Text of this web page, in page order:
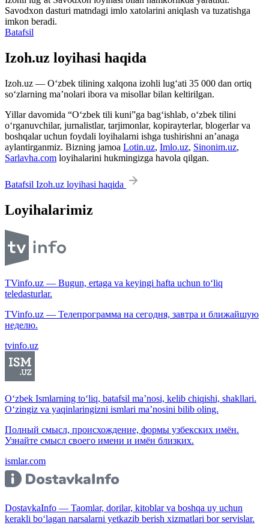
Savodxon dasturi matndagi imlo xatolarini aniqlash va tuzatishga
imkon beradi.
Batafsil
Izoh.uz loyihasi haqida
Izoh.uz — O‘zbek tilining xalqona izohli lug‘ati 35 000 dan ortiq
so‘zlarning ma’nolari ibora va misollar bilan keltirilgan.
Yillar davomida “O‘zbek tili kuni”ga bag‘ishlab, o‘zbek tilini
o‘rganuvchilar, jurnalistlar, tarjimonlar, kopirayterlar, blogerlar va
boshqalar uchun foydali loyihalarni ishga tushirishni an’anaga
aylantirganmiz. Bizning jamoa Lotin.uz, Imlo.uz, Sinonim.uz,
Sarlavha.com loyihalarini hukmingizga havola qilgan.
Batafsil Izoh.uz loyihasi haqida
Loyihalarimiz
TVinfo.uz — Bugun, ertaga va keyingi hafta uchun to‘liq
teledasturlar.
TVinfo.uz — Телепрограмма на сегодня, завтра и ближайшую
неделю.
tvinfo.uz
O‘zbek Ismlarning to‘liq, batafsil ma’nosi, kelib chiqishi, shakllari.
O‘zingiz va yaqinlaringizni ismlari ma’nosini bilib oling.
Полный смысл, происхождение, формы узбекских имён.
Узнайте смысл своего имени и имён близких.
ismlar.com
DostavkaInfo — Taomlar, dorilar, kitoblar va boshqa uy uchun
kerakli bo‘lagan narsalarni yetkazib berish xizmatlari bor servislar.